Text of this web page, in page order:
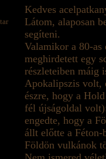
Kedves
Látom, alaposan
segíteni.
Valamikor a 80-
meghirdetett egy
részleteiben máig
Apokalipszis volt,
észre, hogy a
fél újságoldal
engedte, hogy a
állt előtte a Féton-
Földön vulkánok